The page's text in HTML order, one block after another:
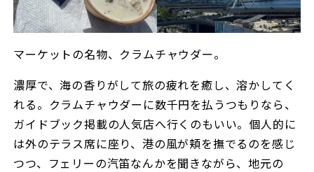
マーケットの名物、クラムチャウダー。
濃厚で、海の香りがして旅の疲れを癒し、溶かしてく
れる。クラムチャウダーに数千円を払うつもりなら、
ガイドブック掲載の人気店へ行くのもいい。個人的に
は外のテラス席に座り、港の風が頬を撫でるのを感じ
つつ、フェリーの汽笛なんかを聞きながら、地元の